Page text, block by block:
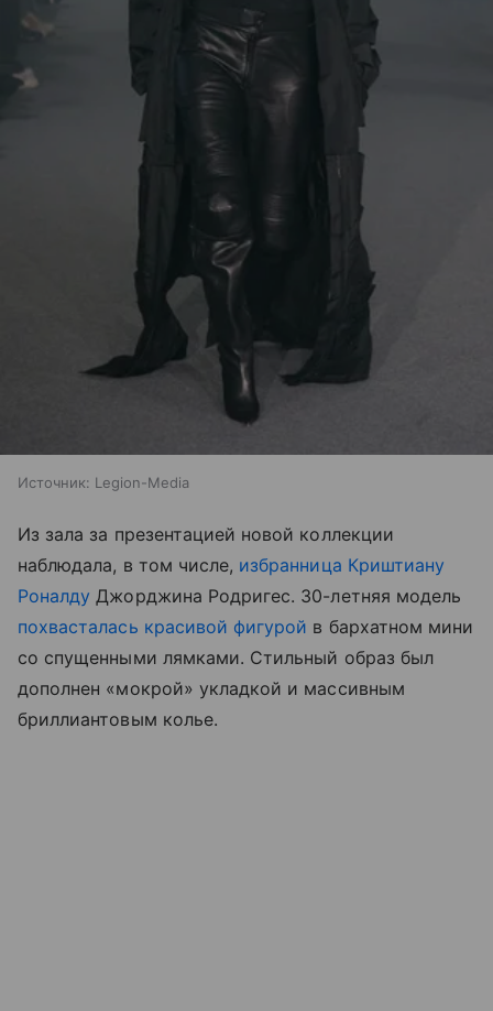
Источник: Legion-Media
Из зала за презентацией новой коллекции
наблюдала, в том числе, избранница Криштиану
Роналду Джорджина Родригес. 30-летняя модель
похвасталась красивой фигурой в бархатном мини
со спущенными лямками. Стильный образ был
дополнен «мокрой» укладкой и массивным
бриллиантовым колье.